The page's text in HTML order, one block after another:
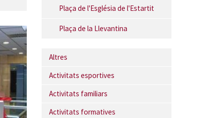
Plaça de l'Església de l'Estartit
Plaça de la Llevantina
Altres
Activitats esportives
Activitats familiars
Activitats formatives